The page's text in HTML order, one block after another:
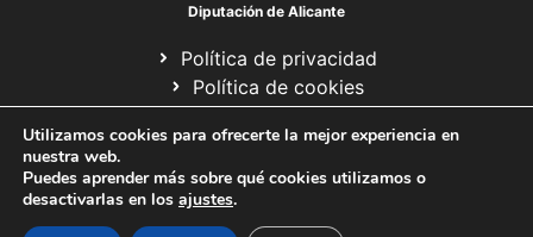
Diputación de Alicante
Política de privacidad
Política de cookies
Avís legal
Mapa web
Utilizamos cookies para ofrecerte la mejor experiencia en
nuestra web.
Puedes aprender más sobre qué cookies utilizamos o
desactivarlas en los ajustes.